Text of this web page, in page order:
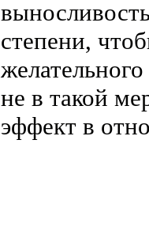
степени,
не в такой
эффект в